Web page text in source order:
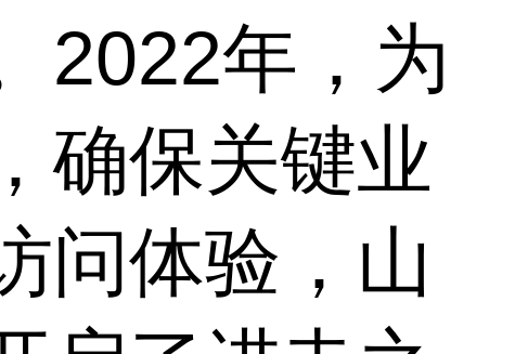
2022年，为
确保关键业
问体验，山